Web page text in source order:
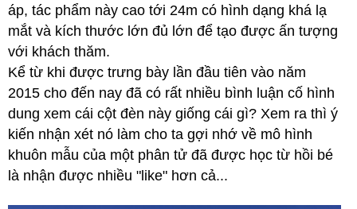
áp, tác phẩm này cao tới 24m có hình dạng khá lạ
mắt và kích thước lớn đủ lớn để tạo được ấn tượng
với khách thăm.
Kể từ khi được trưng bày lần đầu tiên vào năm
2015 cho đến nay đã có rất nhiều bình luận cố hình
dung xem cái cột đèn này giống cái gì? Xem ra thì ý
kiến nhận xét nó làm cho ta gợi nhớ về mô hình
khuôn mẫu của một phân tử đã được học từ hồi bé
là nhận được nhiều "like" hơn cả...